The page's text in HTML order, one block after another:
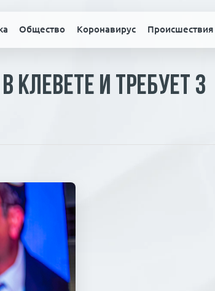
Общество Коронавирус Происшествия
клевете и требует 3